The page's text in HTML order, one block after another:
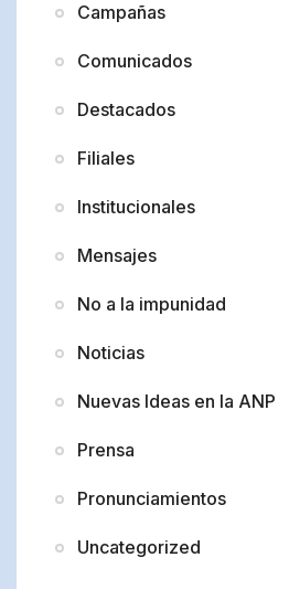
Campañas
Comunicados
Destacados
Filiales
Institucionales
Mensajes
No a la impunidad
Noticias
Nuevas Ideas en la ANP
Prensa
Pronunciamientos
Uncategorized